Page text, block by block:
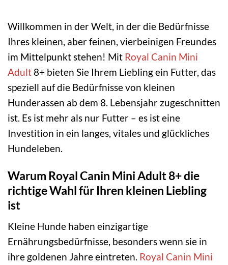
Willkommen in der Welt, in der die Bedürfnisse
Ihres kleinen, aber feinen, vierbeinigen Freundes
im Mittelpunkt stehen! Mit Royal Canin Mini
Adult 8+ bieten Sie Ihrem Liebling ein Futter, das
speziell auf die Bedürfnisse von kleinen
Hunderassen ab dem 8. Lebensjahr zugeschnitten
ist. Es ist mehr als nur Futter – es ist eine
Investition in ein langes, vitales und glückliches
Hundeleben.
Warum Royal Canin Mini Adult 8+ die
richtige Wahl für Ihren kleinen Liebling
ist
Kleine Hunde haben einzigartige
Ernährungsbedürfnisse, besonders wenn sie in
ihre goldenen Jahre eintreten. Royal Canin Mini